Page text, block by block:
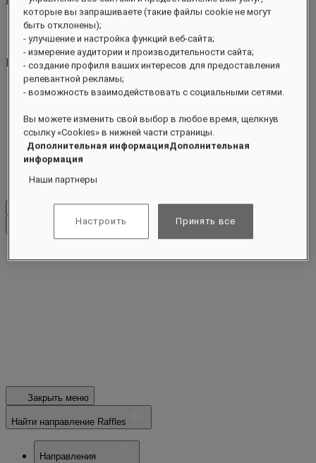
Find Your Local Number
raffles.jeddah@raffles.com
RESERVATION
raffles.jeddah@raffles.com
Ash Shati District 2535
Jeddah 23415
Kingdom of Saudi Arabia
Проверить тарифы
Закрыть меню
Закрыть меню
Найти направление Raffles
Направления
которые вы запрашиваете (такие файлы cookie не могут
быть отклонены);
- улучшение и настройка функций веб-сайта;
- измерение аудитории и производительности сайта;
- создание профиля ваших интересов для предоставления
релевантной рекламы;
- возможность взаимодействовать с социальными сетями.
Вы можете изменить свой выбор в любое время, щелкнув
ссылку «Cookies» в нижней части страницы.
Дополнительная информацияДополнительная
информация
Наши партнеры
Настроить Принять все